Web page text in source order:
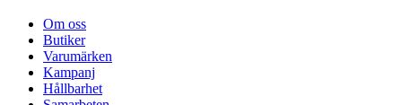
Om oss
Butiker
Varumärken
Kampanj
Hållbarhet